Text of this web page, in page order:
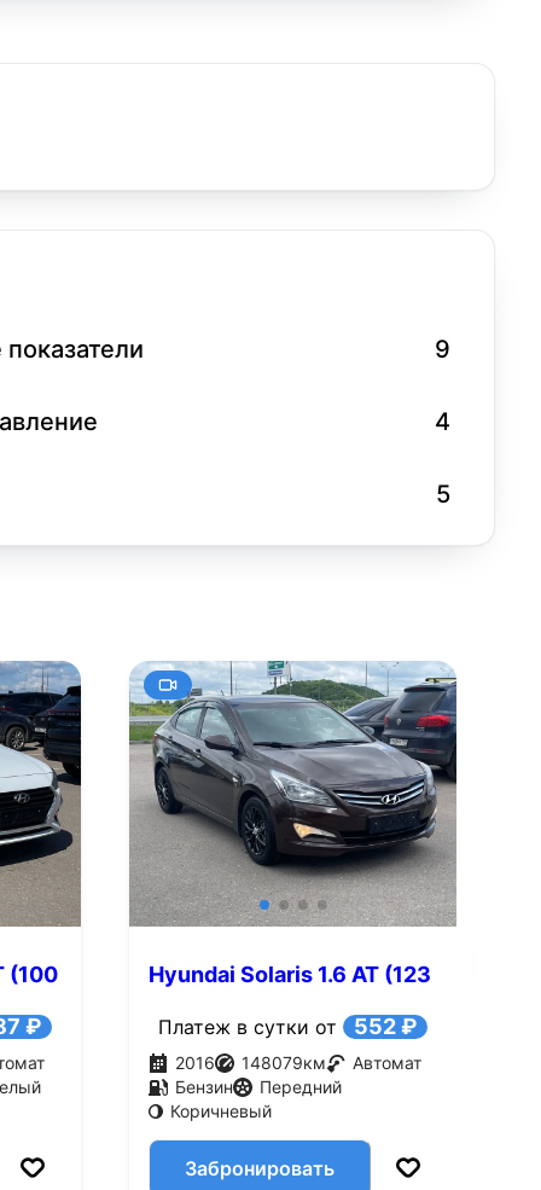
9
4
5
+9
Смотреть все фото
(100
₽
Hyundai Solaris 1.6 AT (123
Платеж в сутки от 552 ₽
2016 148079км
Автомат
Бензин
Передний
Коричневый
Забронировать